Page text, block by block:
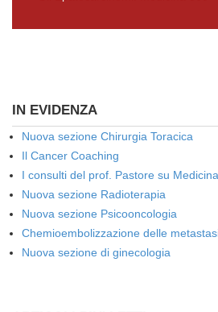
IN EVIDENZA
Nuova sezione Chirurgia Toracica
Il Cancer Coaching
I consulti del prof. Pastore su
Nuova sezione Radioterapia
Nuova sezione Psicooncologia
Chemioembolizzazione delle
Nuova sezione di ginecologia